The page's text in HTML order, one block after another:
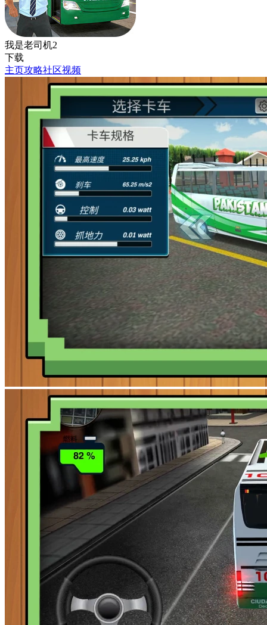
我是老司机2
下载
主页攻略社区视频